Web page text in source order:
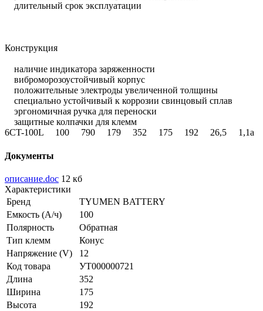
длительный срок эксплуатации
Конструкция
наличие индикатора заряженности
виброморозоустойчивый корпус
положительные электроды увеличенной толщины
специально устойчивый к коррозии свинцовый сплав
эргономичная ручка для переноски
защитные колпачки для клемм
6CT-100L 100 790 179 352 175 192 26,5 1,1а
Документы
описание.doc 12 кб
Характеристики
Бренд
TYUMEN BATTERY
Емкость (А/ч)
100
Полярность
Обратная
Тип клемм
Конус
Напряжение (V)
12
Код товара
УТ000000721
Длина
352
Ширина
175
Высота
192